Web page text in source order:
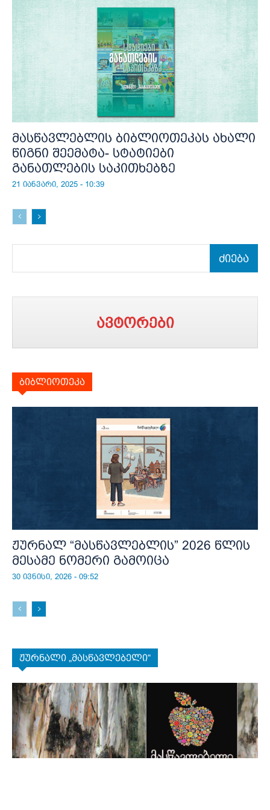
მასწავლებლის ბიბლიოთეკას ახალი
წიგნი შეემატა- სტატიები
განათლების საკითხებზე
21 იანვარი, 2025 - 10:39
ძიება
ავტორები
ბიბლიოთეკა
ჟურნალ “მასწავლებლის” 2026 წლის
მესამე ნომერი გამოიცა
30 ივნისი, 2026 - 09:52
ჟურნალი „მასწავლებელი“